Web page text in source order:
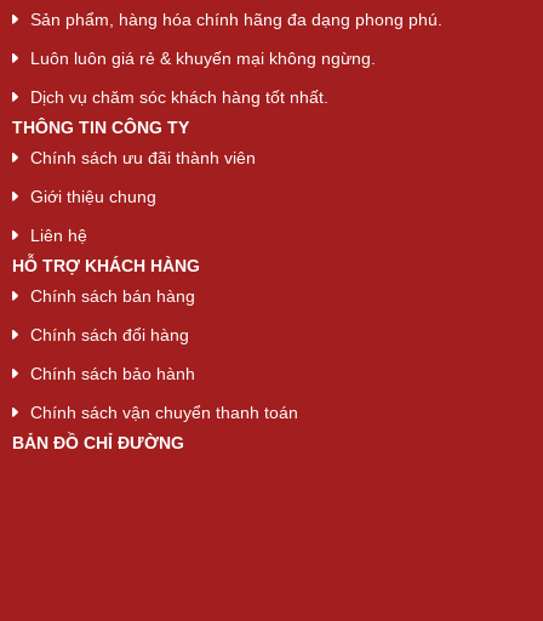
Sản phẩm, hàng hóa chính hãng đa dạng phong phú.
Luôn luôn giá rẻ & khuyến mại không ngừng.
Dịch vụ chăm sóc khách hàng tốt nhất.
THÔNG TIN CÔNG TY
Chính sách ưu đãi thành viên
Giới thiệu chung
Liên hệ
HỖ TRỢ KHÁCH HÀNG
Chính sách bán hàng
Chính sách đổi hàng
Chính sách bảo hành
Chính sách vận chuyển thanh toán
BẢN ĐỒ CHỈ ĐƯỜNG